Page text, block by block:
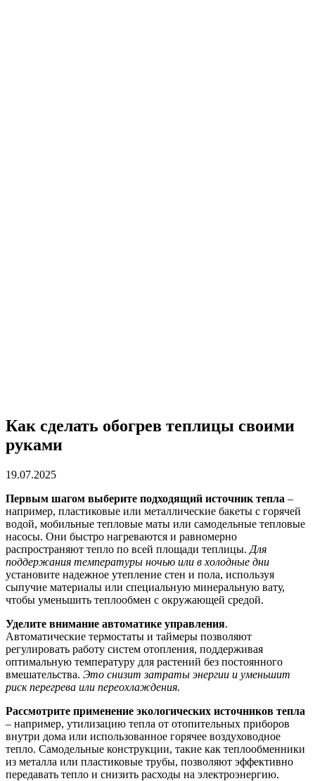
Как сделать обогрев теплицы своими
руками
19.07.2025
Первым шагом выберите подходящий источник тепла –
например, пластиковые или металлические бакеты с горячей
водой, мобильные тепловые маты или самодельные тепловые
насосы. Они быстро нагреваются и равномерно
распространяют тепло по всей площади теплицы. Для
поддержания температуры ночью или в холодные дни
установите надежное утепление стен и пола, используя
сыпучие материалы или специальную минеральную вату,
чтобы уменьшить теплообмен с окружающей средой.
Уделите внимание автоматике управления.
Автоматические термостаты и таймеры позволяют
регулировать работу систем отопления, поддерживая
оптимальную температуру для растений без постоянного
вмешательства. Это снизит затраты энергии и уменьшит
риск перегрева или переохлаждения.
Рассмотрите применение экологических источников тепла
– например, утилизацию тепла от отопительных приборов
внутри дома или использованное горячее воздуховодное
тепло. Самодельные конструкции, такие как теплообменники
из металла или пластиковые трубы, позволяют эффективно
передавать тепло и снизить расходы на электроэнергию.